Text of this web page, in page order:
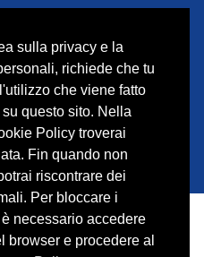
sulla privacy e la
richiede che tu
che viene fatto
questo sito. Nella
Policy troverai
Fin quando non
riscontrare dei
Per bloccare i
necessario accedere
browser e procedere al